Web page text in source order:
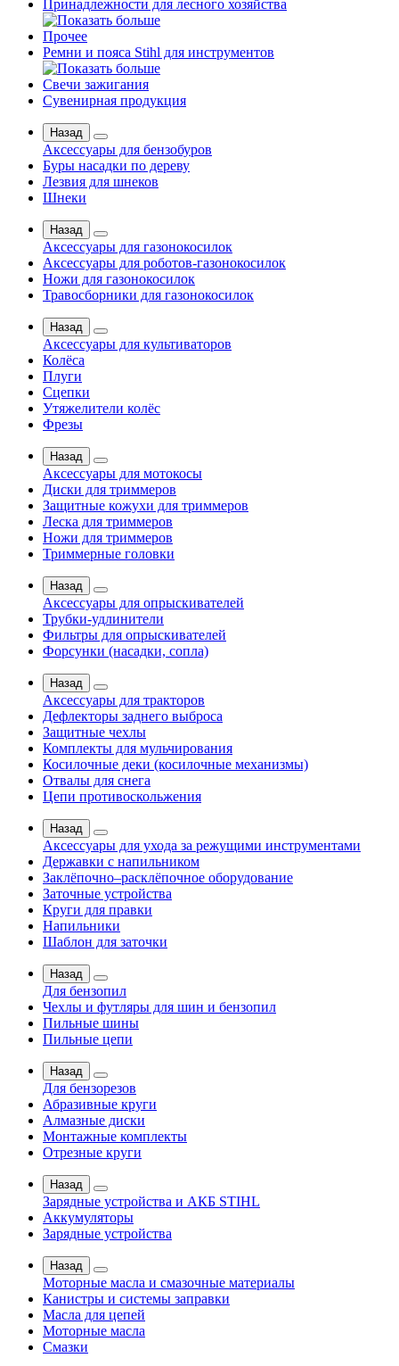
Принадлежности для лесного хозяйства
Прочее
Ремни и пояса Stihl для инструментов
Свечи зажигания
Сувенирная продукция
Назад
Аксессуары для бензобуров
Буры насадки по дереву
Лезвия для шнеков
Шнеки
Назад
Аксессуары для газонокосилок
Аксессуары для роботов-газонокосилок
Ножи для газонокосилок
Травосборники для газонокосилок
Назад
Аксессуары для культиваторов
Колёса
Плуги
Сцепки
Утяжелители колёс
Фрезы
Назад
Аксессуары для мотокосы
Диски для триммеров
Защитные кожухи для триммеров
Леска для триммеров
Ножи для триммеров
Триммерные головки
Назад
Аксессуары для опрыскивателей
Трубки-удлинители
Фильтры для опрыскивателей
Форсунки (насадки, сопла)
Назад
Аксессуары для тракторов
Дефлекторы заднего выброса
Защитные чехлы
Комплекты для мульчирования
Косилочные деки (косилочные механизмы)
Отвалы для снега
Цепи противоскольжения
Назад
Аксессуары для ухода за режущими инструментами
Державки с напильником
Заклёпочно–расклёпочное оборудование
Заточные устройства
Круги для правки
Напильники
Шаблон для заточки
Назад
Для бензопил
Чехлы и футляры для шин и бензопил
Пильные шины
Пильные цепи
Назад
Для бензорезов
Абразивные круги
Алмазные диски
Монтажные комплекты
Отрезные круги
Назад
Зарядные устройства и АКБ STIHL
Аккумуляторы
Зарядные устройства
Назад
Моторные масла и смазочные материалы
Канистры и системы заправки
Масла для цепей
Моторные масла
Смазки